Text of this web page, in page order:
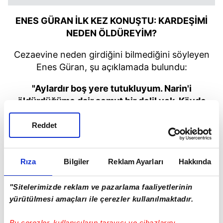
Rıza Bilgiler Reklam Ayarları Hakkında
"Sitelerimizde reklam ve pazarlama faaliyetlerinin
yürütülmesi amaçları ile çerezler kullanılmaktadır.
Reddet
ENES GÜRAN İLK KEZ KONUŞTU: KARDEŞİMİ
NEDEN ÖLDÜREYİM?
Cezaevine neden girdiğini bilmediğini söyleyen
Enes Güran, şu açıklamada bulundu:
"Aylardır boş yere tutukluyum. Narin'i
öldürdüğüme dair somut bir delil yok. Köyde
kardeşimin ölümüyle ilgili herkes farklı bir saat
söylediği için tutukluyum. Biri şu saatte
çeşmenin orada gördüm, diğeri başka yerde
gördüm diyor. Allah aşkına kim kardeşine zarar
verir. Benim bir tane kız kardeşim vardı. Ona
niye zarar vereyim, neden öldüreyim. Öldürmem
için bir neden söyleyin. Duruşmada da
söyleyeceklerim bunlar olacak."